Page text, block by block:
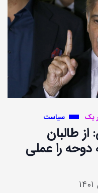
یک سیاست
طالبان
را عملی